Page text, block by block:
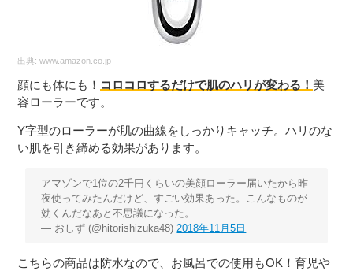
出典:www.amazon.co.jp
顔にも体にも！ コロコロするだけで肌のハリが変わる！ 美
容ローラーです。
Y字型のローラーが肌の曲線をしっかりキャッチ。ハリのな
い肌を引き締める効果があります。
アマゾンで1位の2千円くらいの美顔ローラー届いたから昨
夜使ってみたんだけど、すごい効果あった。こんなものが
効くんだなあと不思議になった。
— おしず (@hitorishizuka48)2018年11月5日
こちらの商品は防水なので、お風呂での使用もOK！育児や